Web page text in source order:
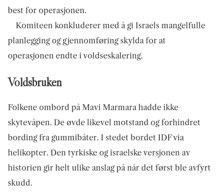
best for operasjonen.
Komiteen konkluderer med å gi Israels mangelfulle
planlegging og gjennomføring skylda for at
operasjonen endte i voldseskalering.
Voldsbruken
Folkene ombord på Mavi Marmara hadde ikke
skytevåpen. De øvde likevel motstand og forhindret
bording fra gummibåter. I stedet bordet IDF via
helikopter. Den tyrkiske og israelske versjonen av
historien gir helt ulike anslag på når det først ble avfyrt
skudd.